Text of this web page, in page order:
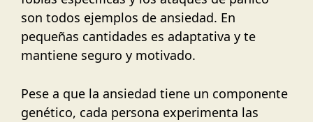
son todos ejemplos de ansiedad. En
pequeñas cantidades es adaptativa y te
mantiene seguro y motivado.
Pese a que la ansiedad tiene un componente
genético, cada persona experimenta las